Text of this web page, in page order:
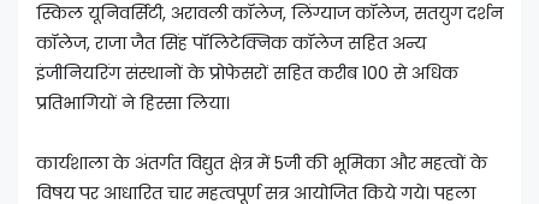
स्किल यूनिवर्सिटी, अरावली कॉलेज, लिंग्याज कॉलेज, सतयुग दर्शन
कॉलेज, राजा जैत सिंह पॉलिटेक्निक कॉलेज सहित अन्य
इंजीनियरिंग संस्थानों के प्रोफेसरों सहित करीब 100 से अधिक
प्रतिभागियों ने हिस्सा लिया।
कार्यशाला के अंतर्गत विद्युत क्षेत्र में 5जी की भूमिका और महत्वों के
विषय पर आधारित चार महत्वपूर्ण सत्र आयोजित किये गये। पहला